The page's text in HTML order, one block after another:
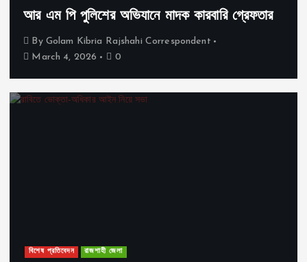
আর এম পি পুলিশের অভিযানে মাদক কারবারি গ্রেফতার
By Golam Kibria Rajshahi Correspondent
March 4, 2026
0
বিশেষ প্রতিবেদন রাজশাহী জেলা